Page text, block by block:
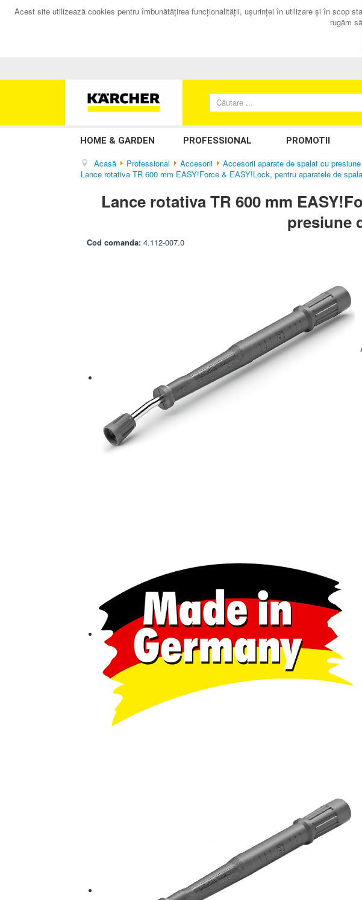
Acest site utilizează cookies pentru îmbunătăţirea funcţionalităţii, uşurinţei în utilizare şi în scop
rugăm
HOME & GARDEN PROFESSIONAL PROMOTII
Acasă Professional Accesorii Accesorii aparate de spalat cu presiune
Lance rotativa TR 600 mm EASY!Force & EASY!Lock, pentru aparatele de
Lance rotativa TR 600 mm
presiune
Cod comanda:4.112-007.0